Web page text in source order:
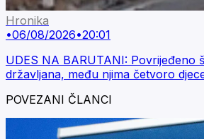
Hronika
•06/08/2026•20:01
UDES NA BARUTANI: Povrijeđeno
državljana, među njima četvoro
POVEZANI ČLANCI